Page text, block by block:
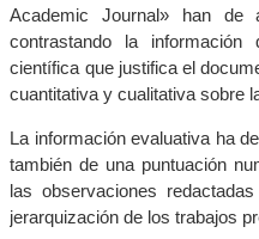
Academic Journal» han de
contrastando la
científica que justifica el
cuantitativa y cualitativa sobre
La información evaluativa ha
también de una puntuación
las observaciones
jerarquización de los trabajos